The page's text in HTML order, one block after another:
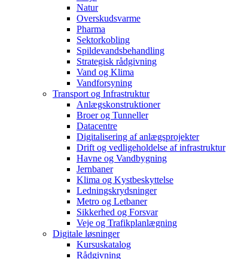
Natur
Overskudsvarme
Pharma
Sektorkobling
Spildevandsbehandling
Strategisk rådgivning
Vand og Klima
Vandforsyning
Transport og Infrastruktur
Anlægskonstruktioner
Broer og Tunneller
Datacentre
Digitalisering af anlægsprojekter
Drift og vedligeholdelse af infrastruktur
Havne og Vandbygning
Jernbaner
Klima og Kystbeskyttelse
Ledningskrydsninger
Metro og Letbaner
Sikkerhed og Forsvar
Veje og Trafikplanlægning
Digitale løsninger
Kursuskatalog
Rådgivning